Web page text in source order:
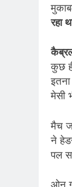
रहा
कुछ
मेसी
मैच
ने
पल